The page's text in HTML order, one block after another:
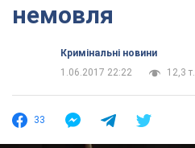
немовля
Кримінальні новини
1.06.2017 22:22
12,3 т.
33